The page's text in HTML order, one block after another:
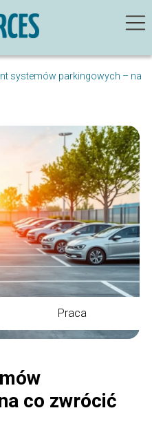
systemów parkingowych – na
Praca
co zwrócić